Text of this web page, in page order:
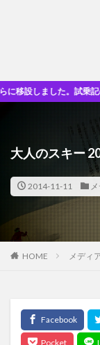
した。試乗記の検索機
大人のスキー
2014-11-11
HOME メディ